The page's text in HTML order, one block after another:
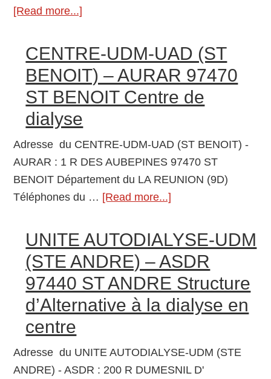
[Read more...]
HEMODIALYSE
MG
DURIEUX
97430
Centre
de
dialyse
CENTRE-UDM-UAD (ST
BENOIT) – AURAR 97470
ST BENOIT Centre de
dialyse
Adresse du CENTRE-UDM-UAD (ST BENOIT) -
AURAR : 1 R DES AUBEPINES 97470 ST
BENOIT Département du LA REUNION (9D)
Téléphones du … [Read more...]
UDM-
UAD
(ST
BENOIT)
–
ST
BENOIT
UNITE AUTODIALYSE-UDM
(STE ANDRE) – ASDR
97440 ST ANDRE Structure
d’Alternative à la dialyse en
centre
Adresse du UNITE AUTODIALYSE-UDM (STE
ANDRE) - ASDR : 200 R DUMESNIL D'